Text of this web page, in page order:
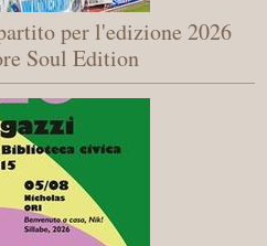
per l'edizione 2026
Soul Edition